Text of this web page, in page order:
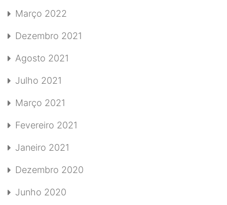
Março 2022
Dezembro 2021
Agosto 2021
Julho 2021
Março 2021
Fevereiro 2021
Janeiro 2021
Dezembro 2020
Junho 2020